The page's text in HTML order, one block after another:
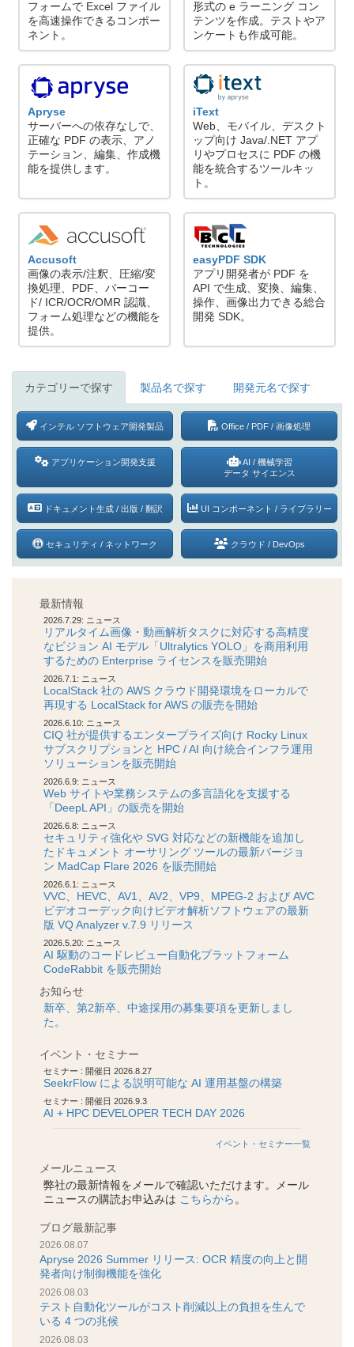
フォームで Excel ファイル
を高速操作できるコンポー
ネント。
形式の e ラーニング コン
テンツを作成。テストやア
ンケートも作成可能。
Apryse
サーバーへの依存なしで、
正確な PDF の表示、アノ
テーション、編集、作成機
能を提供します。
iText
Web、モバイル、デスクト
ップ向け Java/.NET アプ
リやプロセスに PDF の機
能を統合するツールキッ
ト。
Accusoft
画像の表示/注釈、圧縮/変
換処理、PDF、バーコー
ド/ ICR/OCR/OMR 認識、
フォーム処理などの機能を
提供。
easyPDF SDK
アプリ開発者が PDF を
API で生成、変換、編集、
操作、画像出力できる総合
開発 SDK。
カテゴリーで探す 製品名で探す 開発元名で探す
インテル ソフトウェア開発製品 Office / PDF / 画像処理
アプリケーション開発支援
AI / 機械学習
データ サイエンス
ドキュメント生成 / 出版 / 翻訳 UI コンポーネント / ライブラリー
セキュリティ / ネットワーク クラウド / DevOps
最新情報
2026.7.29: ニュース
リアルタイム画像・動画解析タスクに対応する高精度
なビジョン AI モデル「Ultralytics YOLO」を商用利用
するための Enterprise ライセンスを販売開始
2026.7.1: ニュース
LocalStack 社の AWS クラウド開発環境をローカルで
再現する LocalStack for AWS の販売を開始
2026.6.10: ニュース
CIQ 社が提供するエンタープライズ向け Rocky Linux
サブスクリプションと HPC / AI 向け統合インフラ運用
ソリューションを販売開始
2026.6.9: ニュース
Web サイトや業務システムの多言語化を支援する
「DeepL API」の販売を開始
2026.6.8: ニュース
セキュリティ強化や SVG 対応などの新機能を追加し
たドキュメント オーサリング ツールの最新バージョ
ン MadCap Flare 2026 を販売開始
2026.6.1: ニュース
VVC、HEVC、AV1、AV2、VP9、MPEG-2 および AVC
ビデオコーデック向けビデオ解析ソフトウェアの最新
版 VQ Analyzer v.7.9 リリース
2026.5.20: ニュース
AI 駆動のコードレビュー自動化プラットフォーム
CodeRabbit を販売開始
お知らせ
新卒、第2新卒、中途採用の募集要項を更新しまし
た。
イベント・セミナー
セミナー : 開催日 2026.8.27
SeekrFlow による説明可能な AI 運用基盤の構築
セミナー : 開催日 2026.9.3
AI + HPC DEVELOPER TECH DAY 2026
イベント・セミナー一覧
メールニュース
弊社の最新情報をメールで確認いただけます。メール
ニュースの購読お申込みは こちらから。
ブログ最新記事
2026.08.07
Apryse 2026 Summer リリース: OCR 精度の向上と開
発者向け制御機能を強化
2026.08.03
テスト自動化ツールがコスト削減以上の負担を生んで
いる 4 つの兆候
2026.08.03